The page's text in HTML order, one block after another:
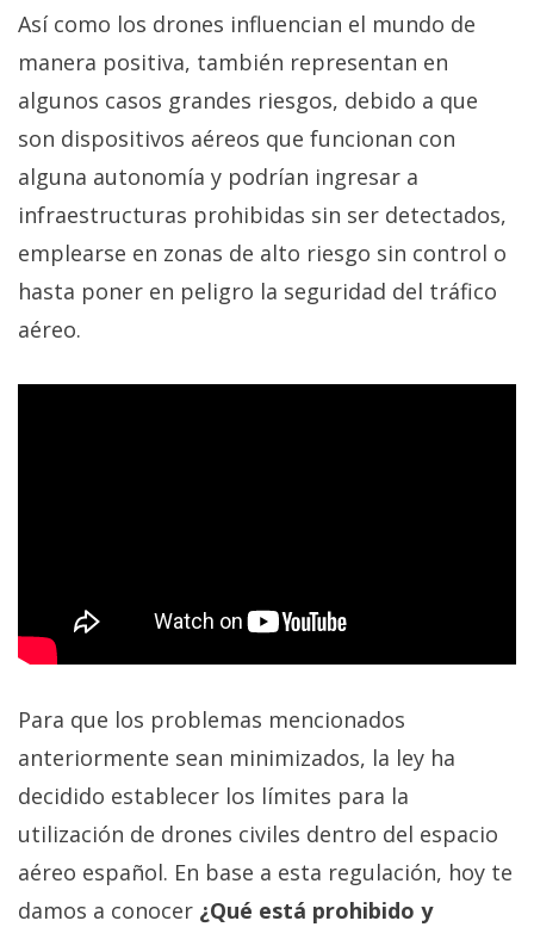
Foros
Contacto
Sobre
nosotros
/
Publicidad
Cambiar
comunicación
digital donde
encontrarás
tecnología,
móviles,
ordenadores,
apps,
videojuegos,
comparativas,
trucos y
tutoriales.
Así como los drones influencian el mundo de
manera positiva, también representan en
algunos casos grandes riesgos, debido a que
son dispositivos aéreos que funcionan con
alguna autonomía y podrían ingresar a
infraestructuras prohibidas sin ser detectados,
emplearse en zonas de alto riesgo sin control o
hasta poner en peligro la seguridad del tráfico
aéreo.
Para que los problemas mencionados
anteriormente sean minimizados, la ley ha
decidido establecer los límites para la
utilización de drones civiles dentro del espacio
aéreo español. En base a esta regulación, hoy te
damos a conocer ¿Qué está prohibido y